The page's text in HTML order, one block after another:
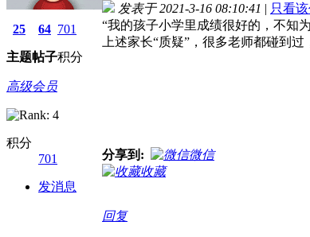
25
主题
64
帖子
701
积分
高级会员
积分
701
发消息
发表于 2021-3-16 08:10:41 | 只看
“我的孩子小学里成绩很好的，不知
上述家长“质疑”，很多老师都碰到
分享到:
微信
收藏
回复